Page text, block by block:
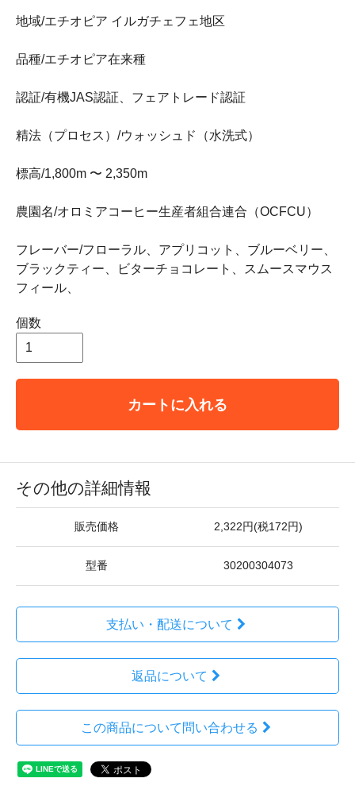
地域/エチオピア イルガチェフェ地区
品種/エチオピア在来種
認証/有機JAS認証、フェアトレード認証
精法（プロセス）/ウォッシュド（水洗式）
標高/1,800m 〜 2,350m
農園名/オロミアコーヒー生産者組合連合（OCFCU）
フレーバー/フローラル、アプリコット、ブルーベリー、
ブラックティー、ビターチョコレート、スムースマウス
フィール、
個数
カートに入れる
その他の詳細情報
販売価格 2,322円(税172円)
型番 30200304073
支払い・配送について
返品について
この商品について問い合わせる